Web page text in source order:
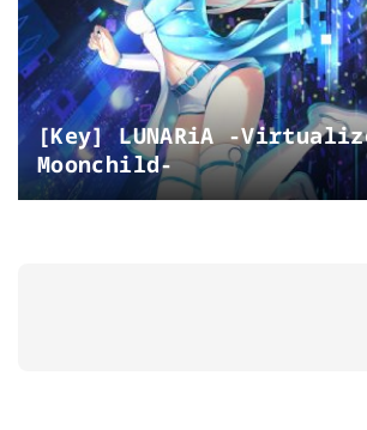
[Key] LUNARiA -
Moonchild-